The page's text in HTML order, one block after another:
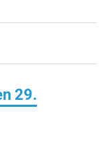
29.